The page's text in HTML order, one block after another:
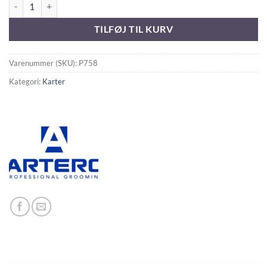
TILFØJ TIL KURV
Varenummer (SKU): P758
Kategori: Karter